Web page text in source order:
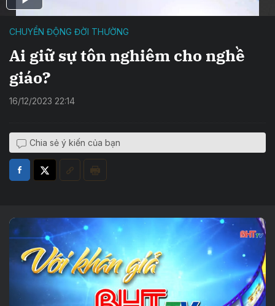
CHUYỂN ĐỘNG ĐỜI THƯỜNG
Ai giữ sự tôn nghiêm cho nghề
giáo?
16/12/2023 22:14
Chia sẻ ý kiến của bạn